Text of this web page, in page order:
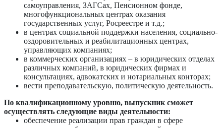
самоуправления, ЗАГСах, Пенсионном фонде,
многофункциональных центрах оказания
государственных услуг, Росреестре и т.д.;
в центрах социальной поддержки населения, социально-
оздоровительных и реабилитационных центрах,
управляющих компаниях;
в коммерческих организациях – в юридических отделах
различных компаний, в юридических фирмах и
консультациях, адвокатских и нотариальных конторах;
вести преподавательскую, политическую деятельность.
По квалификационному уровню, выпускник сможет
осуществлять следующие виды деятельности:
обеспечение реализации прав граждан в сфере